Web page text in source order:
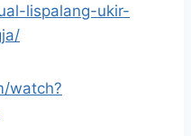
lispalang-ukir-
watch?